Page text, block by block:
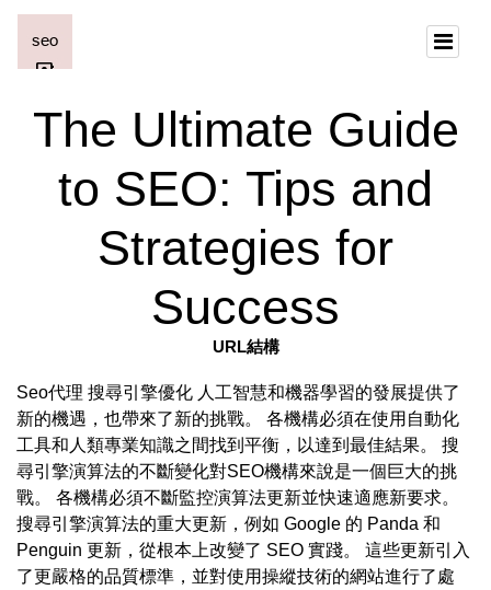
The Ultimate Guide
to SEO: Tips and
Strategies for
Success
URL結構
Seo代理 搜尋引擎優化 人工智慧和機器學習的發展提供了
新的機遇，也帶來了新的挑戰。 各機構必須在使用自動化
工具和人類專業知識之間找到平衡，以達到最佳結果。 搜
尋引擎演算法的不斷變化對SEO機構來說是一個巨大的挑
戰。 各機構必須不斷監控演算法更新並快速適應新要求。
搜尋引擎演算法的重大更新，例如 Google 的 Panda 和
Penguin 更新，從根本上改變了 SEO 實踐。 這些更新引入
了更嚴格的品質標準，並對使用操縱技術的網站進行了處